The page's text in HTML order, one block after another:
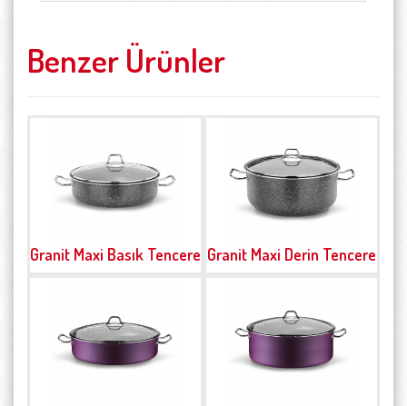
Benzer Ürünler
Granit Maxi Basık Tencere Granit Maxi Derin Tencere